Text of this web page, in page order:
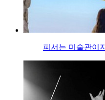
피서는 미술관이